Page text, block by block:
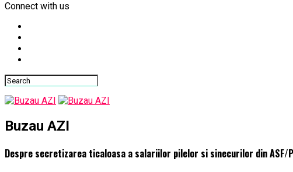
Connect with us
Buzau AZI
Despre secretizarea ticaloasa a salariilor pilelor si sinecurilor din